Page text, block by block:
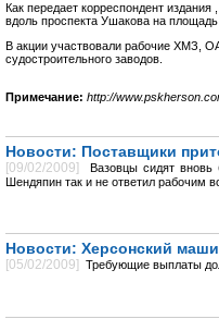
Как передает корреспондент
вдоль проспекта Ушакова на
В акции участвовали рабочие ХМЗ,
судостроительного заводов.
Примечание: http://
Новости: Поставщики
[09/02/2009]
Вазовцы сидят
Шендяпин так и не ответил рабочим
Новости: Херсонский
[05/02/2009]
Требующие выплаты